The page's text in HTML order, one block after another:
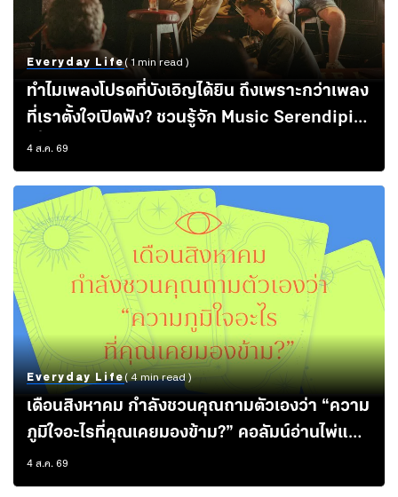
Everyday Life( 1 min read )
ทำไมเพลงโปรดที่บังเอิญได้ยิน ถึงเพราะกว่าเพลง
ที่เราตั้งใจเปิดฟัง? ชวนรู้จัก Music Serendipity
เมื่อความสุข เกิดจากความบังเอิญและการไม่คาด
หวังใดๆ
4 ส.ค. 69
Everyday Life( 4 min read )
เดือนสิงหาคม กำลังชวนคุณถามตัวเองว่า “ความ
ภูมิใจอะไรที่คุณเคยมองข้าม?” คอลัมน์อ่านไพ่แบบ
ไม่ทำนายอนาคต แต่ชวนคุยกับความรู้สึกในใจ ว่า
ไพ่อยากบอกอะไรคุณ
4 ส.ค. 69